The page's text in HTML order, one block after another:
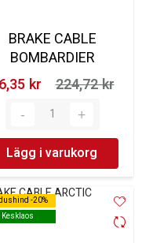
BRAKE CABLE
BOMBARDIER
kr‎
224,72 kr‎
Lägg i varukorg
-20%
Kesklaos
-20%
Kesklaos